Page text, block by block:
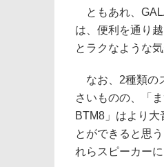
ともあれ、
は、便利を通り
とラクなような気
なお、2種類の
さいものの、「
BTM8」はより大
とができると思
れらスピーカー